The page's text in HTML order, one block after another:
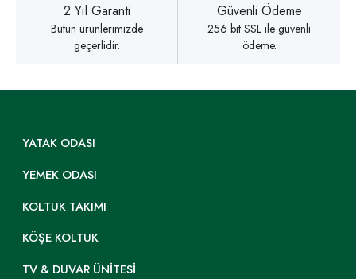
2 Yıl Garanti
Bütün ürünlerimizde
geçerlidir.
Güvenli Ödeme
256 bit SSL ile güvenli
ödeme.
YATAK ODASI
YEMEK ODASI
KOLTUK TAKIMI
KÖŞE KOLTUK
TV & DUVAR ÜNITESI